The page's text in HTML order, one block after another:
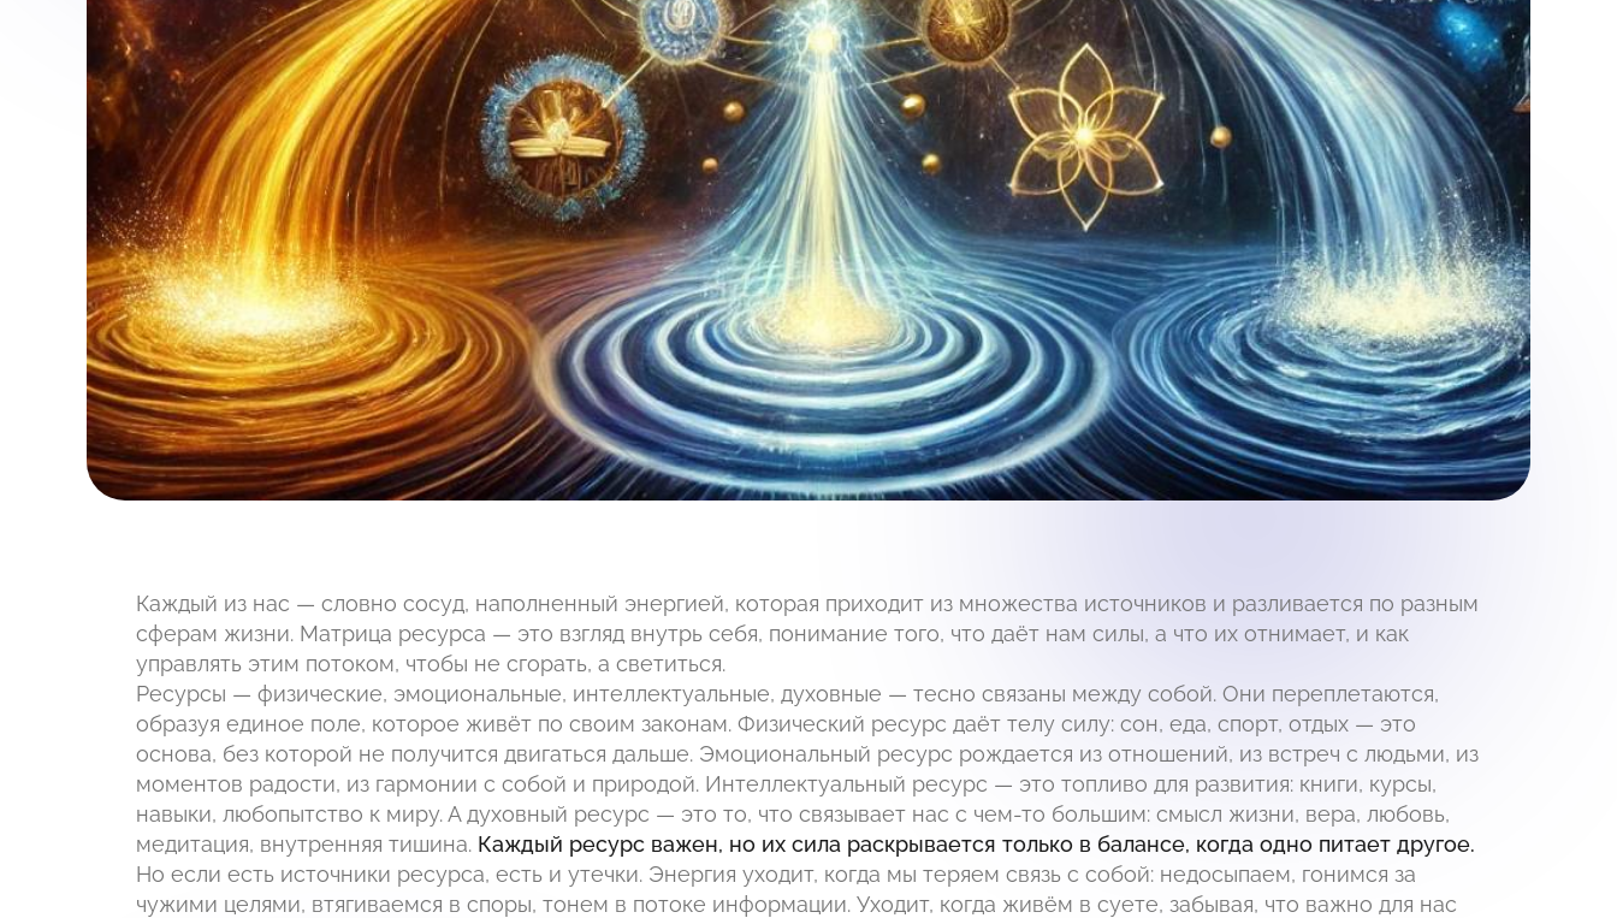
Каждый из нас — словно сосуд, наполненный энергией, которая приходит из множества источников и разливается по разным
сферам жизни. Матрица ресурса — это взгляд внутрь себя, понимание того, что даёт нам силы, а что их отнимает, и как
управлять этим потоком, чтобы не сгорать, а светиться.
Ресурсы — физические, эмоциональные, интеллектуальные, духовные — тесно связаны между собой. Они переплетаются,
образуя единое поле, которое живёт по своим законам. Физический ресурс даёт телу силу: сон, еда, спорт, отдых — это
основа, без которой не получится двигаться дальше. Эмоциональный ресурс рождается из отношений, из встреч с людьми, из
моментов радости, из гармонии с собой и природой. Интеллектуальный ресурс — это топливо для развития: книги, курсы,
навыки, любопытство к миру. А духовный ресурс — это то, что связывает нас с чем-то большим: смысл жизни, вера, любовь,
медитация, внутренняя тишина. Каждый ресурс важен, но их сила раскрывается только в балансе, когда одно питает другое.
Но если есть источники ресурса, есть и утечки. Энергия уходит, когда мы теряем связь с собой: недосыпаем, гонимся за
чужими целями, втягиваемся в споры, тонем в потоке информации. Уходит, когда живём в суете, забывая, что важно для нас